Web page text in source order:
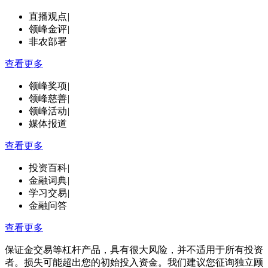
直播观点|
领峰金评|
非农部署
查看更多
领峰奖项|
领峰慈善|
领峰活动|
媒体报道
查看更多
投资百科|
金融词典|
学习交易|
金融问答
查看更多
保证金交易等杠杆产品，具有很大风险，并不适用于所有投资
者。损失可能超出您的初始投入资金。我们建议您征询独立顾